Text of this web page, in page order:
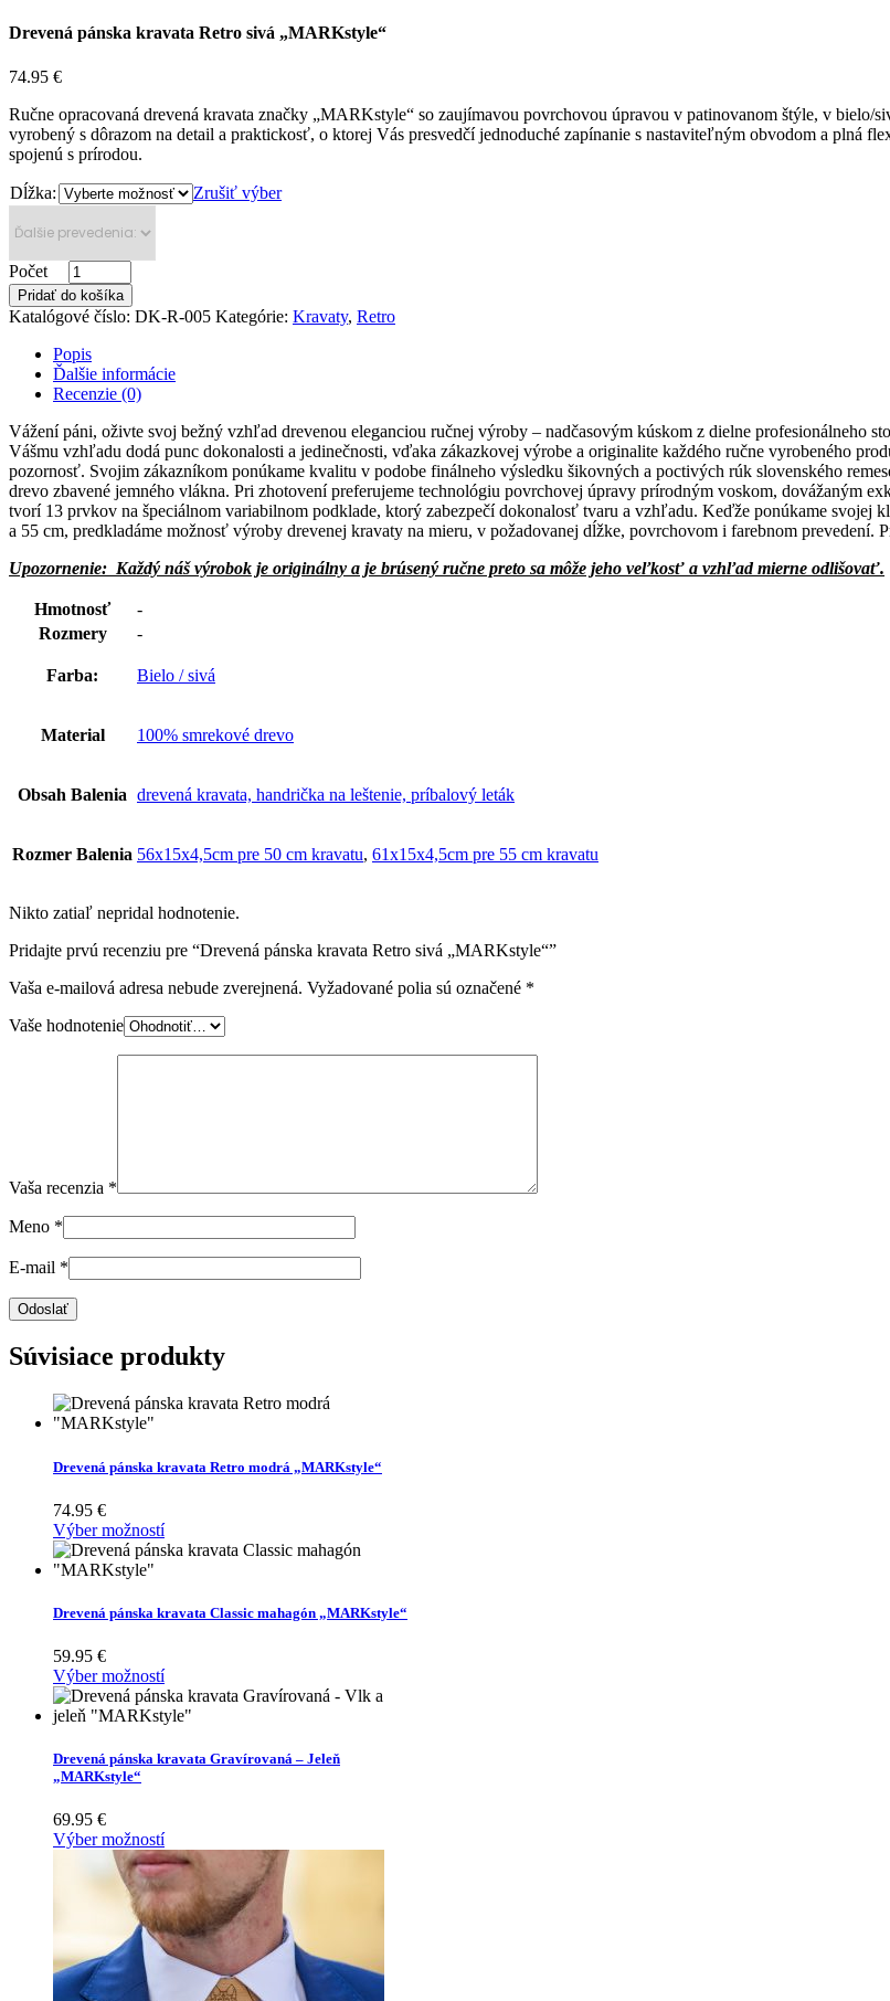
Drevená pánska kravata Retro sivá „MARKstyle“
74.95 €
Ručne opracovaná drevená kravata značky „MARKstyle“ so zaujímavou povrchovou úpravou v patinovanom štýle, v bielo/
vyrobený s dôrazom na detail a praktickosť, o ktorej Vás presvedčí jednoduché zapínanie s nastaviteľným obvodom a plná
spojenú s prírodou.
Dĺžka: Zrušiť výber
Počet
Pridať do košíka
Katalógové číslo: DK-R-005 Kategórie: Kravaty, Retro
Popis
Ďalšie informácie
Recenzie (0)
Vážení páni, oživte svoj bežný vzhľad drevenou eleganciou ručnej výroby – nadčasovým kúskom z dielne profesionálneho
Vášmu vzhľadu dodá punc dokonalosti a jedinečnosti, vďaka zákazkovej výrobe a originalite každého ručne vyrobeného
pozornosť. Svojim zákazníkom ponúkame kvalitu v podobe finálneho výsledku šikovných a poctivých rúk slovenského
drevo zbavené jemného vlákna. Pri zhotovení preferujeme technológiu povrchovej úpravy prírodným voskom, dovážaným
tvorí 13 prvkov na špeciálnom variabilnom podklade, ktorý zabezpečí dokonalosť tvaru a vzhľadu. Keďže ponúkame svojej
a 55 cm, predkladáme možnosť výroby drevenej kravaty na mieru, v požadovanej dĺžke, povrchovom i farebnom prevedení.
Upozornenie: Každý náš výrobok je originálny a je brúsený ručne preto sa môže jeho veľkosť a vzhľad mierne odlišovať.
Hmotnosť
-
Rozmery
-
Farba: Bielo / sivá
Material 100% smrekové drevo
Obsah Balenia drevená kravata, handrička na leštenie, príbalový leták
Rozmer Balenia 56x15x4,5cm pre 50 cm kravatu, 61x15x4,5cm pre 55 cm kravatu
Nikto zatiaľ nepridal hodnotenie.
Pridajte prvú recenziu pre “Drevená pánska kravata Retro sivá „MARKstyle“”
Vaša e-mailová adresa nebude zverejnená. Vyžadované polia sú označené *
Vaše hodnotenie
Vaša recenzia *
Meno *
E-mail *
Súvisiace produkty
Drevená pánska kravata Retro modrá „MARKstyle“
74.95 €
Výber možností
Drevená pánska kravata Classic mahagón „MARKstyle“
59.95 €
Výber možností
Drevená pánska kravata Gravírovaná – Jeleň
„MARKstyle“
69.95 €
Výber možností